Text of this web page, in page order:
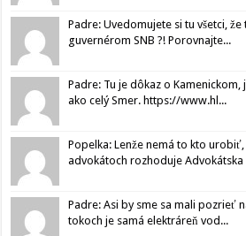
Padre: Uvedomujete si tu všetci,
guvernérom SNB ?! Porovnajte...
Padre: Tu je dôkaz o
ako celý Smer. https://www.hl...
Popelka: Lenže nemá to kto
advokátoch rozhoduje Advokátska
Padre: Asi by sme sa mali pozrieť
tokoch je samá elektráreň vod...